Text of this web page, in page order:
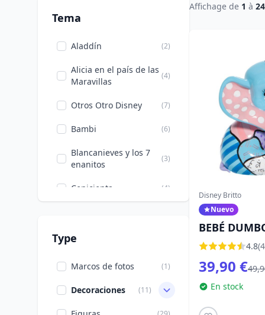
Tema
Aladdín (2)
Alicia en el país de las
Maravillas
(4)
Otros Otro Disney (7)
Bambi (6)
Blancanieves y los 7
enanitos
(3)
Cenicienta (4)
Donald, Margarita,
Películas y Series
Campanilla (3)
Type
Marcos de fotos (1)
Decoraciones (11)
Affichage de 1 à 24
Disney Britto
Nuevo
BEBÉ
4.8
39,90 €
En stock